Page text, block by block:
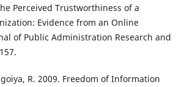
Perceived Trustworthiness of a
Evidence from an Online
of Public Administration Research and
R. 2009. Freedom of Information